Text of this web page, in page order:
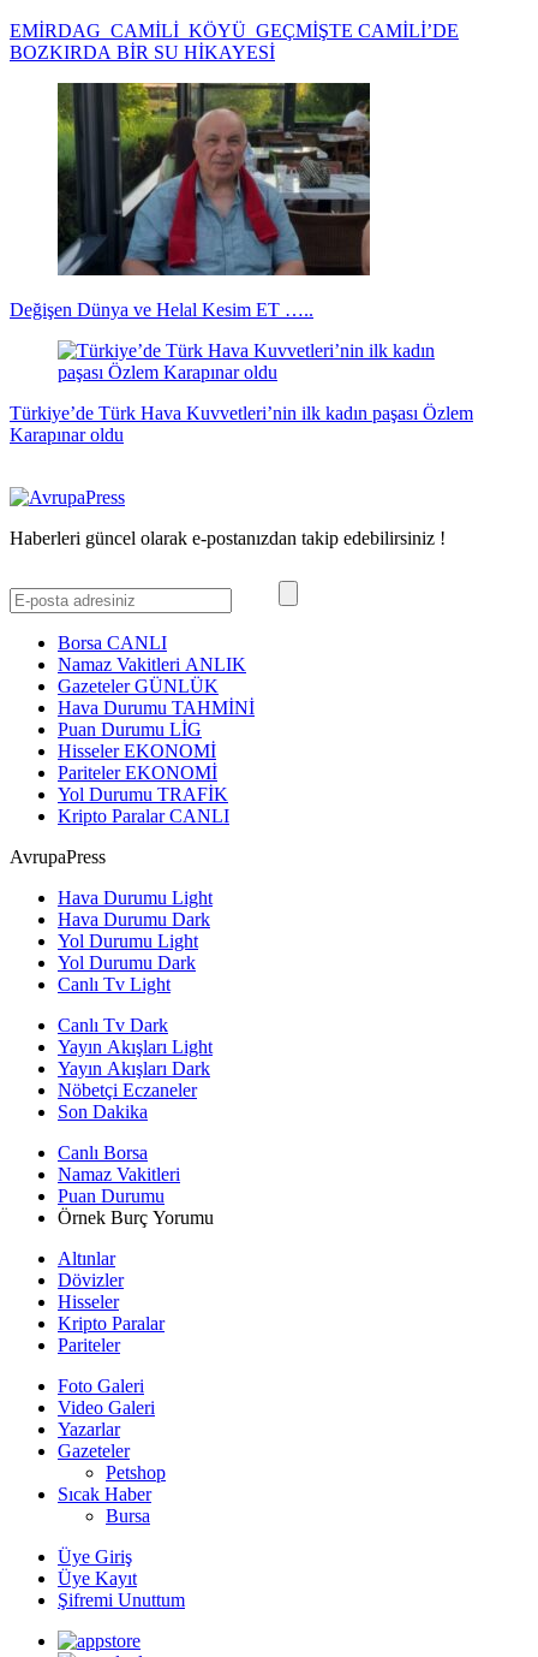
EMİRDAG CAMİLİ KÖYÜ GEÇMİŞTE CAMİLİ’DE
BOZKIRDA BİR SU HİKAYESİ
Değişen Dünya ve Helal Kesim ET …..
Türkiye’de Türk Hava Kuvvetleri’nin ilk kadın paşası Özlem
Karapınar oldu
Haberleri güncel olarak e-postanızdan takip edebilirsiniz !
Borsa CANLI
Namaz Vakitleri ANLIK
GazetelerGÜNLÜK
Hava Durumu TAHMİNİ
Puan Durumu LİG
HisselerEKONOMİ
ParitelerEKONOMİ
Yol Durumu TRAFİK
Kripto ParalarCANLI
AvrupaPress
Hava Durumu Light
Hava Durumu Dark
Yol Durumu Light
Yol Durumu Dark
Canlı Tv Light
Canlı Tv Dark
Yayın Akışları Light
Yayın Akışları Dark
Nöbetçi Eczaneler
Son Dakika
Canlı Borsa
Namaz Vakitleri
Puan Durumu
Örnek Burç Yorumu
Altınlar
Dövizler
Hisseler
Kripto Paralar
Pariteler
Foto Galeri
Video Galeri
Yazarlar
Gazeteler
Petshop
Sıcak Haber
Bursa
Üye Giriş
Üye Kayıt
Şifremi Unuttum